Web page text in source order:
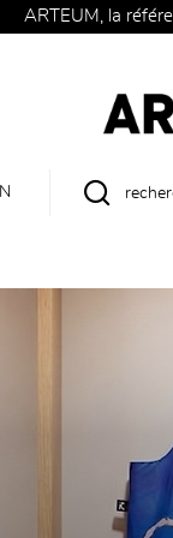
ARTEUM, la